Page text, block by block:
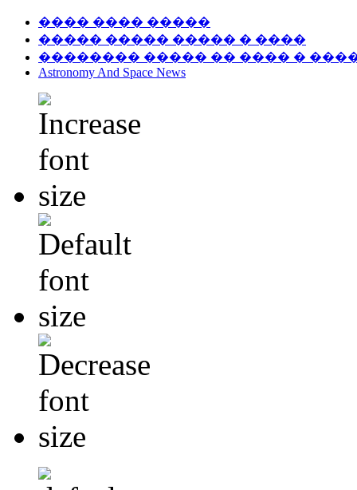
���� ���� �����
����� ����� ����� � ����
�������� ����� �� ���� �
Astronomy And Space News